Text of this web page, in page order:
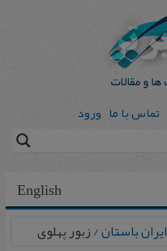
تماس با ما ورود
English
ایران باستان/ زبور پهلوی